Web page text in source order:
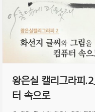
왕은실 캘리그라피
터 속으로